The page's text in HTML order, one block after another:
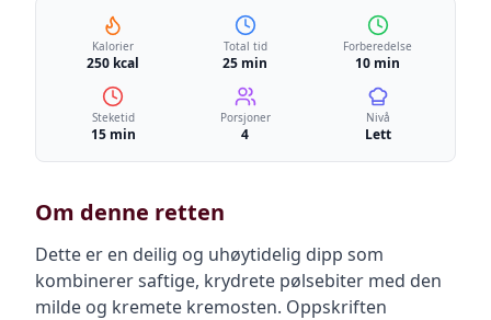
Kalorier
250 kcal
Total tid
25 min
Forberedelse
10 min
Steketid
15 min
Porsjoner
4
Nivå
Lett
Om denne retten
Dette er en deilig og uhøytidelig dipp som
kombinerer saftige, krydrete pølsebiter med den
milde og kremete kremosten. Oppskriften